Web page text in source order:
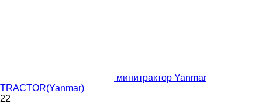
минитрактор Yanmar
TRACTOR(Yanmar)
22